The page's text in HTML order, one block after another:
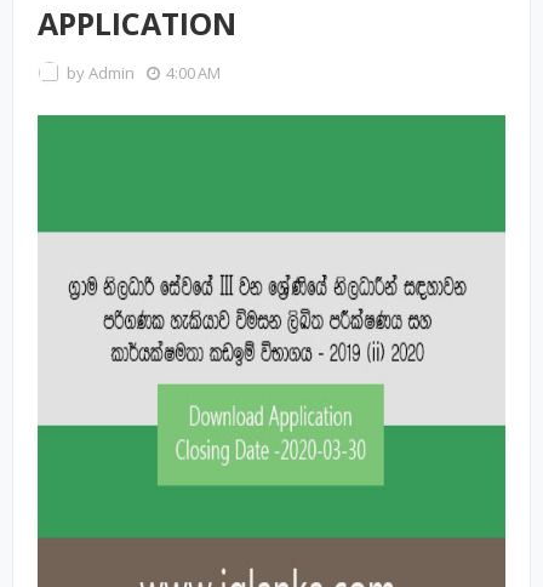
APPLICATION
byAdmin 4:00 AM